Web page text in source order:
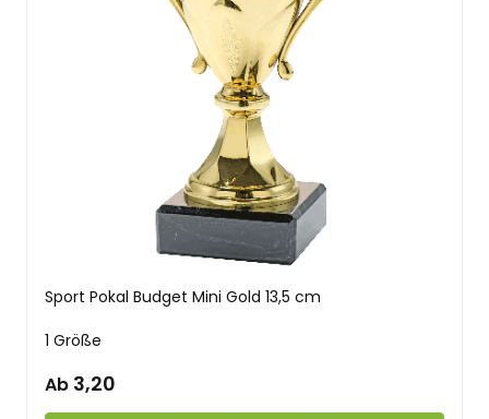
Sport Pokal Budget Mini Gold 13,5 cm
1 Größe
Ab 3,20